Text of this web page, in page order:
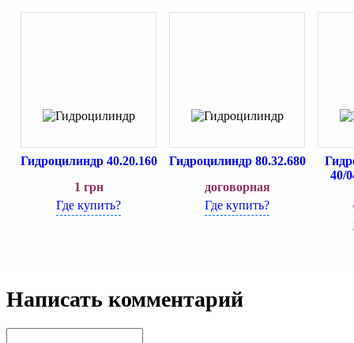
Гидроцилиндр 40.20.160
1 грн
Где купить?
Гидроцилиндр 80.32.680
договорная
Где купить?
40/
Написать комментарий